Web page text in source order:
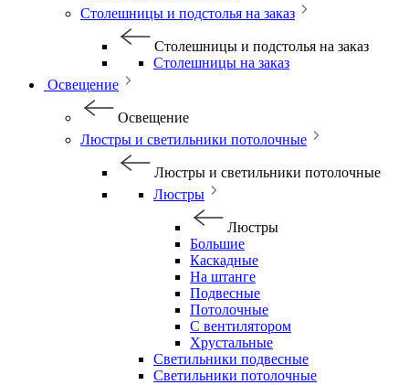
Столешницы и подстолья на заказ
Столешницы и подстолья на заказ
Столешницы на заказ
Освещение
Освещение
Люстры и светильники потолочные
Люстры и светильники потолочные
Люстры
Люстры
Большие
Каскадные
На штанге
Подвесные
Потолочные
С вентилятором
Хрустальные
Светильники подвесные
Светильники потолочные